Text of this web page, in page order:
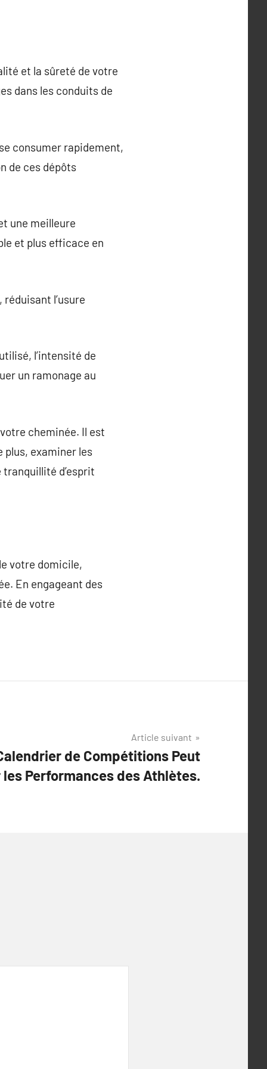
et la sûreté de votre
dans les conduits de
consumer rapidement,
de ces dépôts
une meilleure
et plus efficace en
l’usure
l’intensité de
un ramonage au
cheminée. Il est
examiner les
d’esprit
votre domicile,
En engageant des
de votre
Article suivant
de Compétitions Peut
Performances des Athlètes.